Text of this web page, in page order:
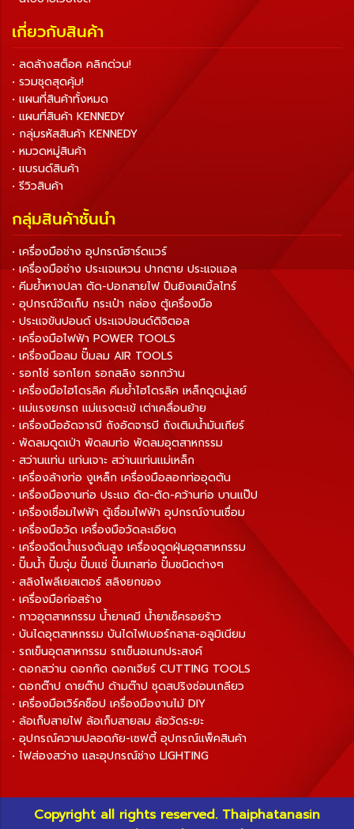
เกี่ยวกับสินค้า
• ลดล้างสต็อค คลิกด่วน!
• รวมชุดสุดคุ้ม!
• แผนที่สินค้าทั้งหมด
• แผนที่สินค้า KENNEDY
• กลุ่มรหัสสินค้า KENNEDY
• หมวดหมู่สินค้า
• แบรนด์สินค้า
• รีวิวสินค้า
กลุ่มสินค้าชั้นนำ
• เครื่องมือช่าง อุปกรณ์ฮาร์ดแวร์
• เครื่องมือช่าง ประแจแหวน ปากตาย ประแจแอล
• คีมย้ำหางปลา ตัด-ปอกสายไฟ ปืนยิงเคเบิ้ลไทร์
• อุปกรณ์จัดเก็บ กระเป๋า กล่อง ตู้เครื่องมือ
• ประแจขันปอนด์ ประแจปอนด์ดิจิตอล
• เครื่องมือไฟฟ้า POWER TOOLS
• เครื่องมือลม ปั๊มลม AIR TOOLS
• รอกโซ่ รอกโยก รอกสลิง รอกกว้าน
• เครื่องมือไฮโดรลิค คีมย้ำไฮโดรลิค เหล็กดูดมู่เลย์
• แม่แรงยกรถ แม่แรงตะเข้ เต่าเคลื่อนย้าย
• เครื่องมืออัดจารบี ถังอัดจารบี ถังเติมน้ำมันเกียร์
• พัดลมดูดเป่า พัดลมท่อ พัดลมอุตสาหกรรม
• สว่านแท่น แท่นเจาะ สว่านแท่นแม่เหล็ก
• เครื่องล้างท่อ งูเหล็ก เครื่องมือลอกท่ออุดตัน
• เครื่องมืองานท่อ ประแจ ดัด-ตัด-คว้านท่อ บานแป๊ป
• เครื่องเชื่อมไฟฟ้า ตู้เชื่อมไฟฟ้า อุปกรณ์งานเชื่อม
• เครื่องมือวัด เครื่องมือวัดละเอียด
• เครื่องฉีดน้ำแรงดันสูง เครื่องดูดฝุ่นอุตสาหกรรม
• ปั๊มน้ำ ปั๊มจุ่ม ปั๊มแช่ ปั๊มเทสท่อ ปั๊มชนิดต่างๆ
• สลิงโพลีเยสเตอร์ สลิงยกของ
• เครื่องมือก่อสร้าง
• กาวอุตสาหกรรม น้ำยาเคมี น้ำยาเช็ครอยร้าว
• บันไดอุตสาหกรรม บันไดไฟเบอร์กลาส-อลูมิเนียม
• รถเข็นอุตสาหกรรม รถเข็นอเนกประสงค์
• ดอกสว่าน ดอกกัด ดอกเจียร์ CUTTING TOOLS
• ดอกต๊าป ดายต๊าป ด้ามต๊าป ชุดสปริงซ่อมเกลียว
• เครื่องมือเวิร์คช็อป เครื่องมืองานไม้ DIY
• ล้อเก็บสายไฟ ล้อเก็บสายลม ล้อวัดระยะ
• อุปกรณ์ความปลอดภัย-เซฟตี้ อุปกรณ์แพ็คสินค้า
• ไฟส่องสว่าง และอุปกรณ์ช่าง LIGHTING
Copyright all rights reserved. Thaiphatanasin